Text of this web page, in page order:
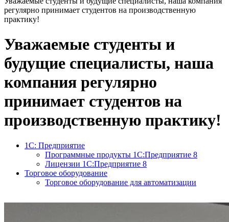
регулярно принимает студентов на производственную
практику!
Уважаемые студенты и
будущие специалисты, наша
компания регулярно
принимает студентов на
производственную практику!
1С: Предприятие
Программные продукты 1С:Предприятие 8
Лицензии 1С:Предприятие 8
Торговое оборудование
Торговое оборудование для автоматизации